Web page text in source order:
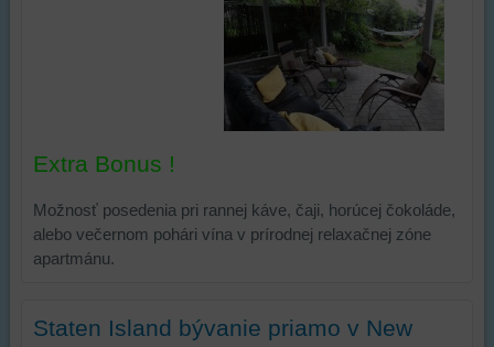
Extra Bonus !
Možnosť posedenia pri rannej káve, čaji, horúcej čokoláde,
alebo večernom pohári vína v prírodnej relaxačnej zóne
apartmánu.
Staten Island bývanie priamo v New
skripty
zdroje
tretích
strán,
atď.